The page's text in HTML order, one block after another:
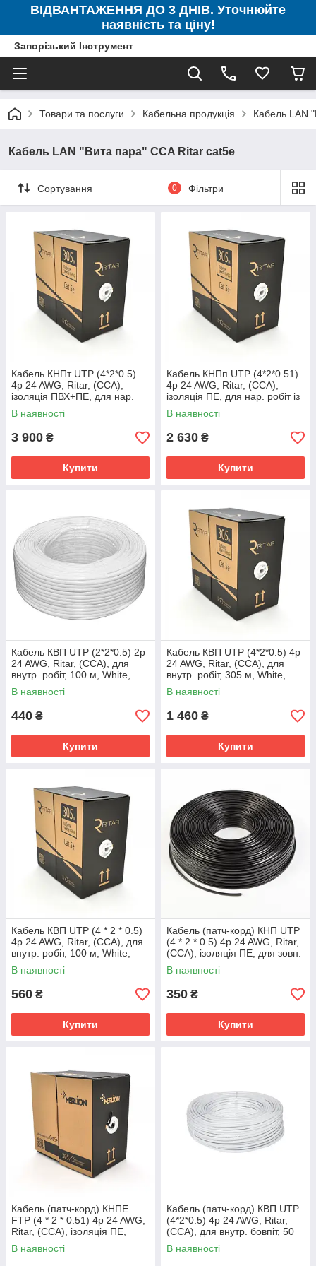
ВІДВАНТАЖЕННЯ ДО 3 ДНІВ. Уточнюйте
наявність та ціну!
Запорізький Інструмент
Товари та послуги Кабельна продукція Кабель LAN
Кабель LAN "Вита пара" CCA Ritar cat5e
Сортування 0 Фільтри
Кабель КНПт UTP (4*2*0.5)
4p 24 AWG, Ritar, (CCA),
ізоляція ПВХ+ПЕ, для нар.
робіт із тросом, 305 м, Black,
Cort
В наявності
3 900 ₴
Купити
Кабель КНПп UTP (4*2*0.51)
4p 24 AWG, Ritar, (CCA),
ізоляція ПЕ, для нар. робіт із
дротом, 305 м
В наявності
2 630 ₴
Купити
Кабель КВП UTP (2*2*0.5) 2p
24 AWG, Ritar, (CCA), для
внутр. робіт, 100 м, White,
OEM (polieteilen)
В наявності
440 ₴
Купити
Кабель КВП UTP (4*2*0.5) 4p
24 AWG, Ritar, (CCA), для
внутр. робіт, 305 м, White,
Corton BOX (350x350x420),
Q2
В наявності
1 460 ₴
Купити
Кабель КВП UTP (4 * 2 * 0.5)
4p 24 AWG, Ritar, (CCA), для
внутр. робіт, 100 м, White,
BOX Q4
В наявності
560 ₴
Купити
Кабель (патч-корд) КНП UTP
(4 * 2 * 0.5) 4p 24 AWG, Ritar,
(CCA), ізоляція ПЕ, для зовн.
робіт, 50м, Black,
В наявності
350 ₴
Купити
Кабель (патч-корд) КНПЕ
FTP (4 * 2 * 0.51) 4p 24 AWG,
Ritar, (CCA), ізоляція ПЕ,
екран для зовн. робіт, 305м,
В наявності
Кабель (патч-корд) КВП UTP
(4*2*0.5) 4p 24 AWG, Ritar,
(CCA), для внутр. бовпіт, 50
м, White, Corton BOX,
В наявності